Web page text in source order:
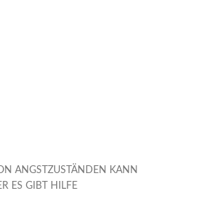
ANGSTZUSTÄNDEN KANN
ES GIBT HILFE